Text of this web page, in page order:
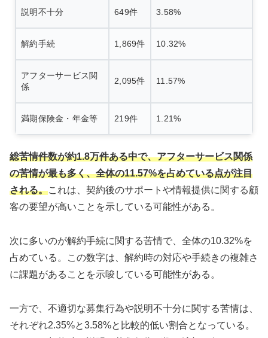
説明不十分 649件 3.58%
解約手続 1,869件 10.32%
アフターサービス関
係
2,095件 11.57%
満期保険金・年金等 219件 1.21%
総苦情件数が約1.8万件ある中で、アフターサービス関係
の苦情が最も多く、全体の11.57%を占めている点が注目
される。これは、契約後のサポートや情報提供に関する顧
客の要望が高いことを示している可能性がある。
次に多いのが解約手続に関する苦情で、全体の10.32%を
占めている。この数字は、解約時の対応や手続きの複雑さ
に課題があることを示唆している可能性がある。
一方で、不適切な募集行為や説明不十分に関する苦情は、
それぞれ2.35%と3.58%と比較的低い割合となっている。